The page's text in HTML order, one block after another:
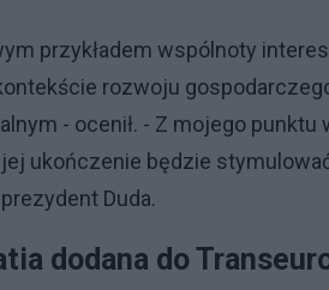
przykładem wspólnoty
rozwoju
- ocenił. - Z mojego
ukończenie będzie
Duda.
dodana do